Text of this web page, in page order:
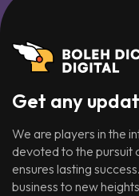
Get any
We are players in the
devoted to the pursuit
ensures lasting
business to new